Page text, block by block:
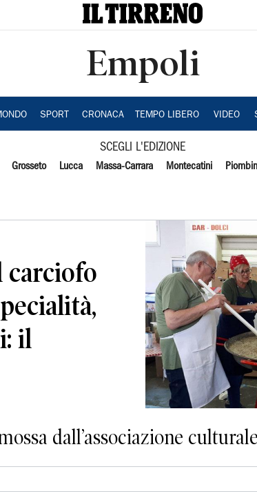
Empoli
SPORT CRONACA TEMPO LIBERO VIDEO
SCEGLI L'EDIZIONE
Grosseto Lucca Massa-Carrara Montecatini
carciofo
il
dall’associazione